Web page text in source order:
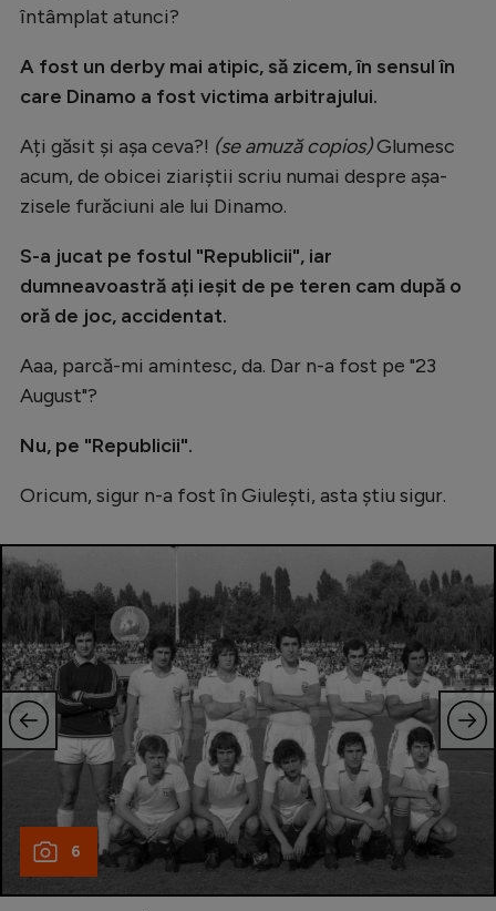
întâmplat atunci?
A fost un derby mai atipic, să zicem, în sensul în
care Dinamo a fost victima arbitrajului.
Ați găsit și așa ceva?! (se amuză copios)Glumesc
acum, de obicei ziariștii scriu numai despre așa-
zisele furăciuni ale lui Dinamo.
S-a jucat pe fostul "Republicii", iar
dumneavoastră ați ieșit de pe teren cam după o
oră de joc, accidentat.
Aaa, parcă-mi amintesc, da. Dar n-a fost pe "23
August"?
Nu, pe "Republicii".
Oricum, sigur n-a fost în Giulești, asta știu sigur.
6